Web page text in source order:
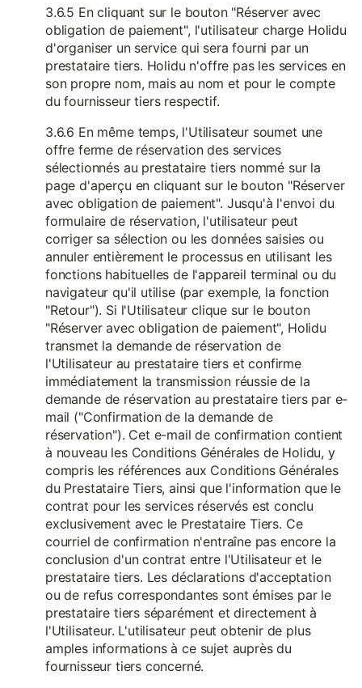
3.6.5 En cliquant sur le bouton "Réserver avec
obligation de paiement", l'utilisateur charge Holidu
d'organiser un service qui sera fourni par un
prestataire tiers. Holidu n'offre pas les services en
son propre nom, mais au nom et pour le compte
du fournisseur tiers respectif.
3.6.6 En même temps, l'Utilisateur soumet une
offre ferme de réservation des services
sélectionnés au prestataire tiers nommé sur la
page d'aperçu en cliquant sur le bouton "Réserver
avec obligation de paiement". Jusqu'à l'envoi du
formulaire de réservation, l'utilisateur peut
corriger sa sélection ou les données saisies ou
annuler entièrement le processus en utilisant les
fonctions habituelles de l'appareil terminal ou du
navigateur qu'il utilise (par exemple, la fonction
"Retour"). Si l'Utilisateur clique sur le bouton
"Réserver avec obligation de paiement", Holidu
transmet la demande de réservation de
l'Utilisateur au prestataire tiers et confirme
immédiatement la transmission réussie de la
demande de réservation au prestataire tiers par e-
mail ("Confirmation de la demande de
réservation"). Cet e-mail de confirmation contient
à nouveau les Conditions Générales de Holidu, y
compris les références aux Conditions Générales
du Prestataire Tiers, ainsi que l'information que le
contrat pour les services réservés est conclu
exclusivement avec le Prestataire Tiers. Ce
courriel de confirmation n'entraîne pas encore la
conclusion d'un contrat entre l'Utilisateur et le
prestataire tiers. Les déclarations d'acceptation
ou de refus correspondantes sont émises par le
prestataire tiers séparément et directement à
l'Utilisateur. L'utilisateur peut obtenir de plus
amples informations à ce sujet auprès du
fournisseur tiers concerné.